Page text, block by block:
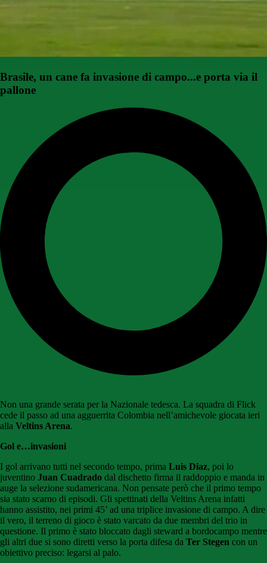
Brasile, un cane fa invasione di campo...e porta via il
pallone
Non una grande serata per la Nazionale tedesca. La squadra di Flick
cede il passo ad una agguerrita Colombia nell’amichevole giocata ieri
alla Veltins Arena.
Gol e…invasioni
I gol arrivano tutti nel secondo tempo, prima Luis Diaz, poi lo
juventino Juan Cuadrado dal dischetto firma il raddoppio e manda in
auge la selezione sudamericana. Non pensate però che il primo tempo
sia stato scarno di episodi. Gli spettinati della Veltins Arena infatti
hanno assistito, nei primi 45’ ad una triplice invasione di campo. A dire
il vero, il terreno di gioco è stato varcato da due membri del trio in
questione. Il primo è stato bloccato dagli steward a bordocampo mentre
gli altri due si sono diretti verso la porta difesa da Ter Stegen con un
obiettivo preciso: legarsi al palo.